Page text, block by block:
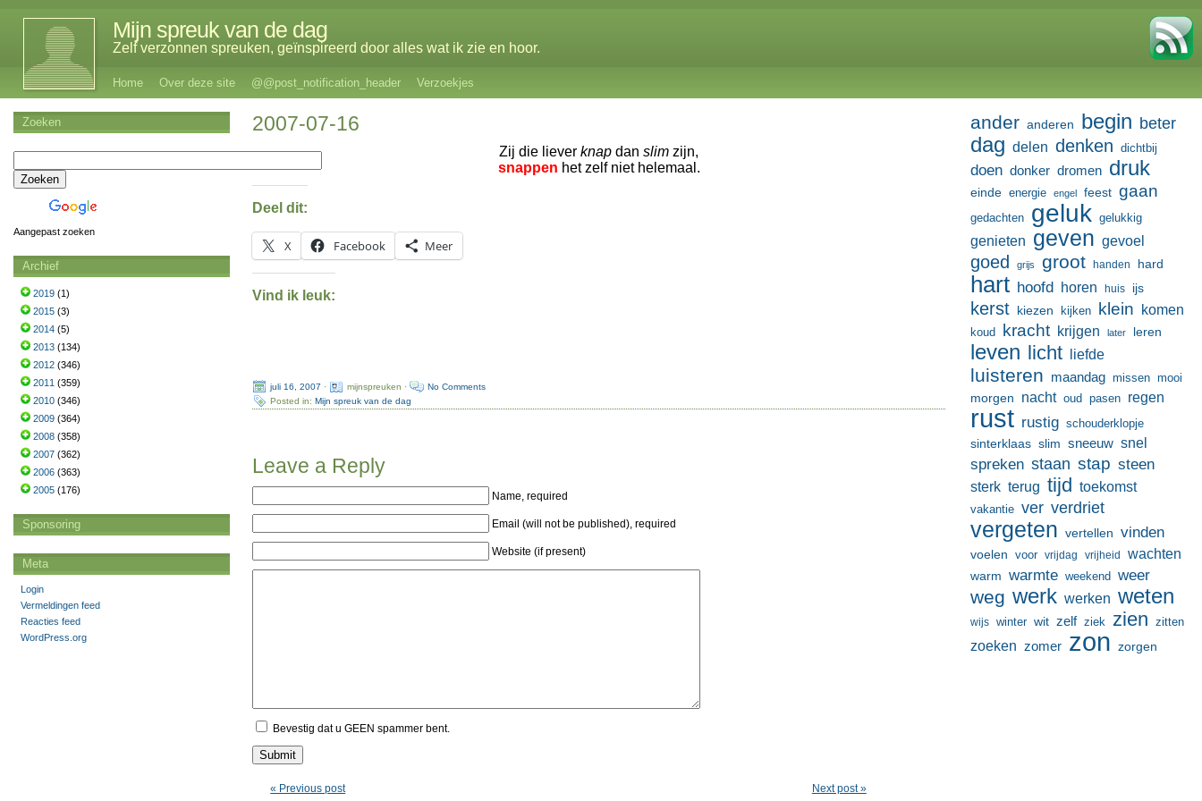
Mijn spreuk van de dag
Zelf verzonnen spreuken, geïnspireerd door alles wat ik zie en hoor.
Home Over deze site @@post_notification_header Verzoekjes
2007-07-16
Zij die lieverknap danslim zijn,
snappen het zelf niet helemaal.
Deel dit:
X Facebook Meer
Vind ik leuk:
juli 16, 2007 · mijnspreuken ·
No Comments
Posted in:Mijn spreuk van de dag
Leave a Reply
Name, required
Email (will not be published), required
Website (if present)
Bevestig dat u GEEN spammer bent.
« Previous post Next post »
ander anderen begin beter
dag delen denken dichtbij
doen donker dromen druk
einde energie engel feest gaan
gedachten geluk gelukkig
genieten geven gevoel
goed grijs groot handen hard
hart hoofd horen huis ijs
kerst kiezen kijken klein komen
koud kracht krijgen later leren
leven licht liefde
luisteren maandag missen mooi
morgen nacht oud pasen regen
rust rustig schouderklopje
sinterklaas slim sneeuw snel
spreken staan stap steen
sterk terug tijd toekomst
vakantie ver verdriet
vergeten vertellen vinden
voelen voor vrijdag vrijheid wachten
warm warmte weekend weer
weg werk werken weten
wijs winter wit zelf ziek zien zitten
zoeken zomer zon zorgen
Zoeken
Aangepast zoeken
Archief
2019 (1)
2015 (3)
2014 (5)
2013 (134)
2012 (346)
2011 (359)
2010 (346)
2009 (364)
2008 (358)
2007 (362)
2006 (363)
2005 (176)
Sponsoring
Meta
Login
Vermeldingen feed
Reacties feed
WordPress.org